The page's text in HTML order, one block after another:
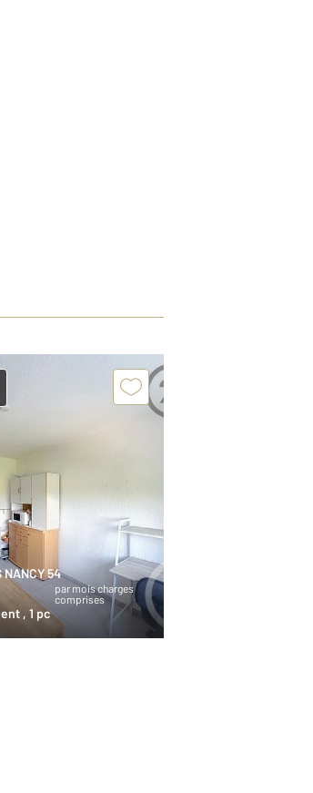
NANCY 54
par mois charges
comprises
, 1 pc